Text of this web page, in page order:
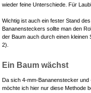
wieder feine Unterschiede. Für
Wichtig ist auch ein fester Stand
Bananensteckers sollte man den
der Baum auch durch einen kleinen
2).
Ein Baum wächst
Da sich 4-mm-Bananenstecker und
möchte ich hier nur diese Methode